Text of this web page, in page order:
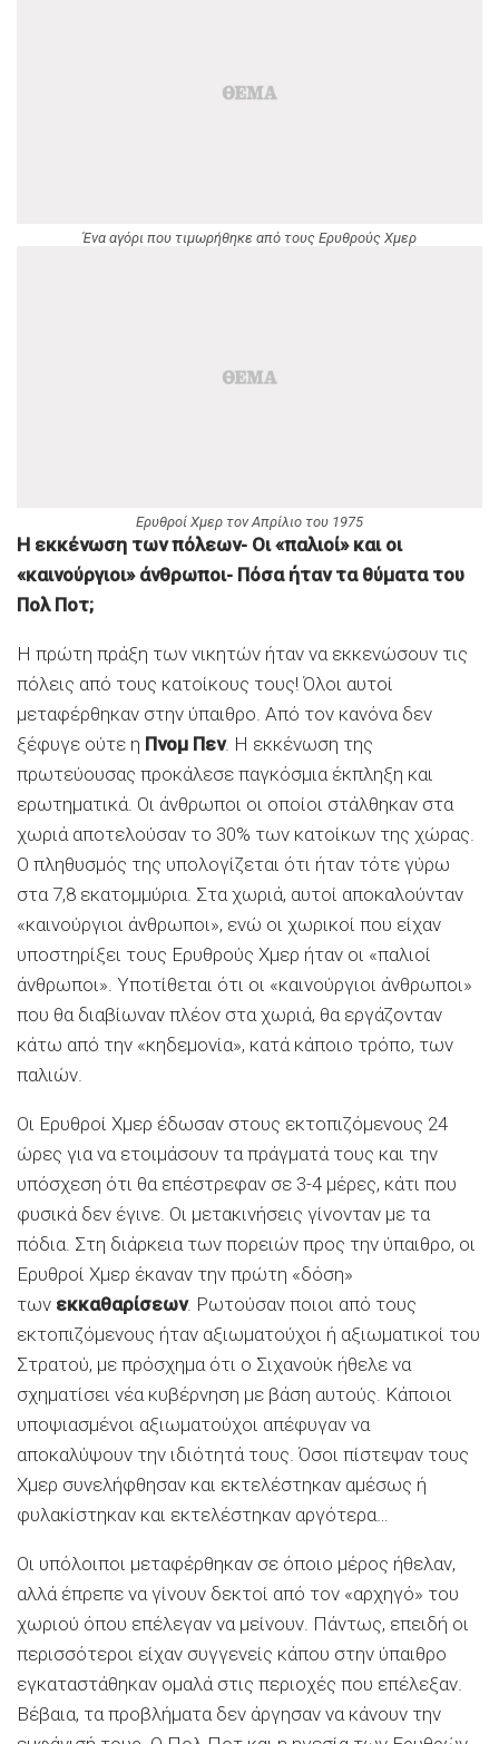
Ένα αγόρι που τιμωρήθηκε από τους Ερυθρούς Χμερ
Ερυθροί Χμερ τον Απρίλιο του 1975
Η εκκένωση των πόλεων- Οι «παλιοί» και οι
«καινούργιοι» άνθρωποι- Πόσα ήταν τα θύματα του
Πολ Ποτ;
Η πρώτη πράξη των νικητών ήταν να εκκενώσουν τις
πόλεις από τους κατοίκους τους! Όλοι αυτοί
μεταφέρθηκαν στην ύπαιθρο. Από τον κανόνα δεν
ξέφυγε ούτε η Πνομ Πεν. Η εκκένωση της
πρωτεύουσας προκάλεσε παγκόσμια έκπληξη και
ερωτηματικά. Οι άνθρωποι οι οποίοι στάλθηκαν στα
χωριά αποτελούσαν το 30% των κατοίκων της χώρας.
Ο πληθυσμός της υπολογίζεται ότι ήταν τότε γύρω
στα 7,8 εκατομμύρια. Στα χωριά, αυτοί αποκαλούνταν
«καινούργιοι άνθρωποι», ενώ οι χωρικοί που είχαν
υποστηρίξει τους Ερυθρούς Χμερ ήταν οι «παλιοί
άνθρωποι». Υποτίθεται ότι οι «καινούργιοι άνθρωποι»
που θα διαβίωναν πλέον στα χωριά, θα εργάζονταν
κάτω από την «κηδεμονία», κατά κάποιο τρόπο, των
παλιών.
Οι Ερυθροί Χμερ έδωσαν στους εκτοπιζόμενους 24
ώρες για να ετοιμάσουν τα πράγματά τους και την
υπόσχεση ότι θα επέστρεφαν σε 3-4 μέρες, κάτι που
φυσικά δεν έγινε. Οι μετακινήσεις γίνονταν με τα
πόδια. Στη διάρκεια των πορειών προς την ύπαιθρο, οι
Ερυθροί Χμερ έκαναν την πρώτη «δόση»
των εκκαθαρίσεων. Ρωτούσαν ποιοι από τους
εκτοπιζόμενους ήταν αξιωματούχοι ή αξιωματικοί του
Στρατού, με πρόσχημα ότι ο Σιχανούκ ήθελε να
σχηματίσει νέα κυβέρνηση με βάση αυτούς. Κάποιοι
υποψιασμένοι αξιωματούχοι απέφυγαν να
αποκαλύψουν την ιδιότητά τους. Όσοι πίστεψαν τους
Χμερ συνελήφθησαν και εκτελέστηκαν αμέσως ή
φυλακίστηκαν και εκτελέστηκαν αργότερα…
Οι υπόλοιποι μεταφέρθηκαν σε όποιο μέρος ήθελαν,
αλλά έπρεπε να γίνουν δεκτοί από τον «αρχηγό» του
χωριού όπου επέλεγαν να μείνουν. Πάντως, επειδή οι
περισσότεροι είχαν συγγενείς κάπου στην ύπαιθρο
εγκαταστάθηκαν ομαλά στις περιοχές που επέλεξαν.
Βέβαια, τα προβλήματα δεν άργησαν να κάνουν την